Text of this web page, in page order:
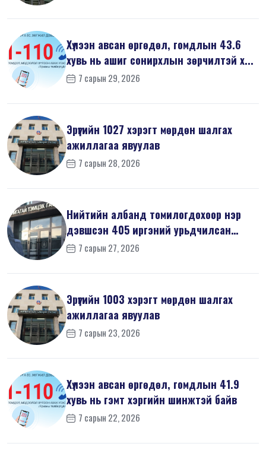
Хүлээн авсан өргөдөл, гомдлын 43.6
хувь нь ашиг сонирхлын зөрчилтэй х...
7 сарын 29, 2026
Эрүүгийн 1027 хэрэгт мөрдөн шалгах
ажиллагаа явуулав
7 сарын 28, 2026
Нийтийн албанд томилогдохоор нэр
дэвшсэн 405 иргэний урьдчилсан
мэдүүл...
7 сарын 27, 2026
Эрүүгийн 1003 хэрэгт мөрдөн шалгах
ажиллагаа явуулав
7 сарын 23, 2026
Хүлээн авсан өргөдөл, гомдлын 41.9
хувь нь гэмт хэргийн шинжтэй байв
7 сарын 22, 2026